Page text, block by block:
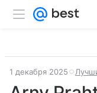
1 декабря 2025